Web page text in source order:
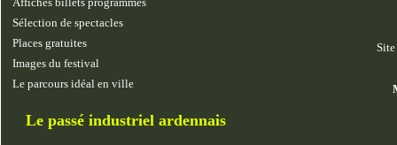
Sélection de spectacles
Places gratuites
Images du festival
Le parcours idéal en ville
Le passé industriel ardennais